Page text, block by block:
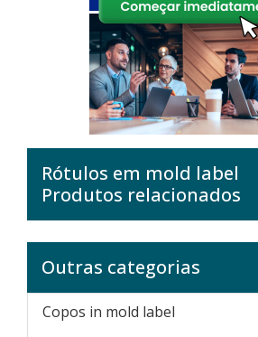
Rótulos em mold label
Produtos relacionados
Outras categorias
Copos in mold label